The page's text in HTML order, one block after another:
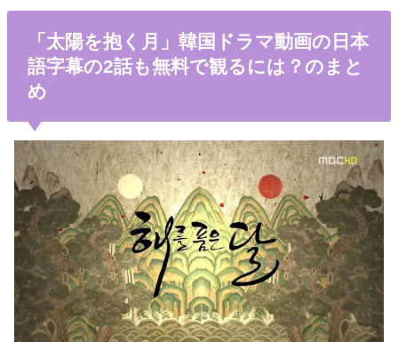
「太陽を抱く月」韓国ドラマ動画の日本
語字幕の2話も無料で観るには？のまと
め